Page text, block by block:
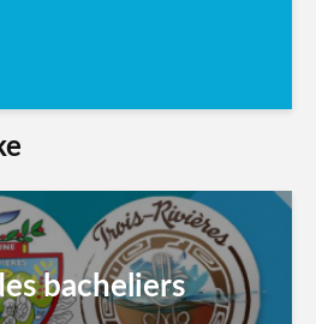
bacheliers